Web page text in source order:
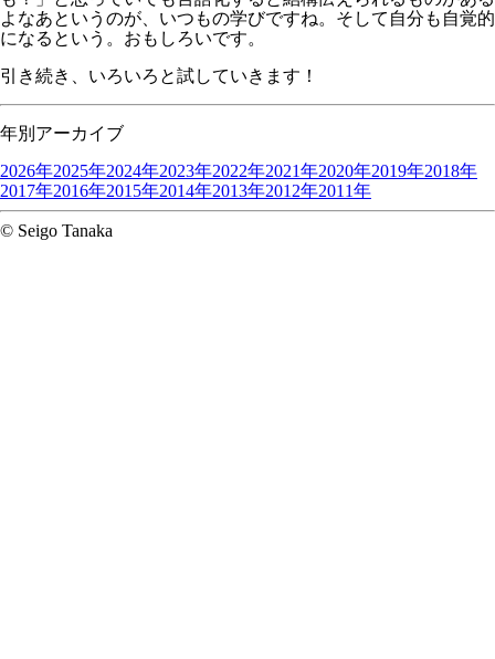
よなあというのが、いつもの学びですね。そして自分も自覚的
になるという。おもしろいです。
引き続き、いろいろと試していきます！
年別アーカイブ
2026年2025年2024年2023年2022年2021年2020年2019年2018年
2017年2016年2015年2014年2013年2012年2011年
© Seigo Tanaka